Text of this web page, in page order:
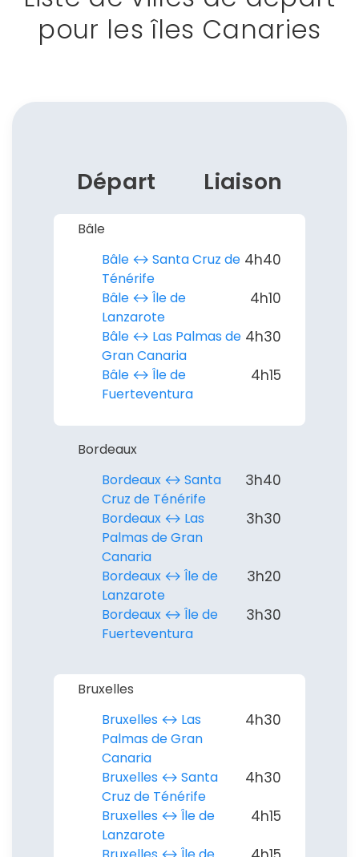
pour les îles Canaries
Départ Liaison
Bâle
Bâle ↔︎ Santa Cruz de
Ténérife
4h40
Bâle ↔︎ Île de
Lanzarote
4h10
Bâle ↔︎ Las Palmas de
Gran Canaria
4h30
Bâle ↔︎ Île de
Fuerteventura
4h15
Bordeaux
Bordeaux ↔︎ Santa
Cruz de Ténérife
3h40
Bordeaux ↔︎ Las
Palmas de Gran
Canaria
3h30
Bordeaux ↔︎ Île de
Lanzarote
3h20
Bordeaux ↔︎ Île de
Fuerteventura
3h30
Bruxelles
Bruxelles ↔︎ Las
Palmas de Gran
Canaria
4h30
Bruxelles ↔︎ Santa
Cruz de Ténérife
4h30
Bruxelles ↔︎ Île de
Lanzarote
4h15